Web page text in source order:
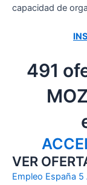
capacidad de
491
VER
Empleo España